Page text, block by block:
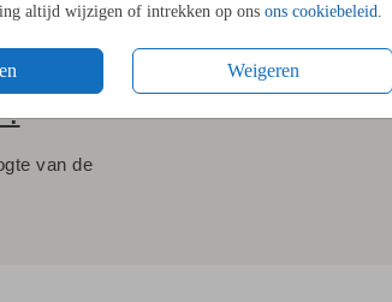
altijd wijzigen of intrekken op ons ons cookiebeleid
Weigeren
van de